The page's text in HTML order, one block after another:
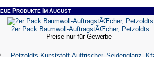
EUE PRODUKTE M AUGUST
2er Pack Baumwoll-AuftragstÃŒcher, Petzoldts
Preise nur für Gewerbe